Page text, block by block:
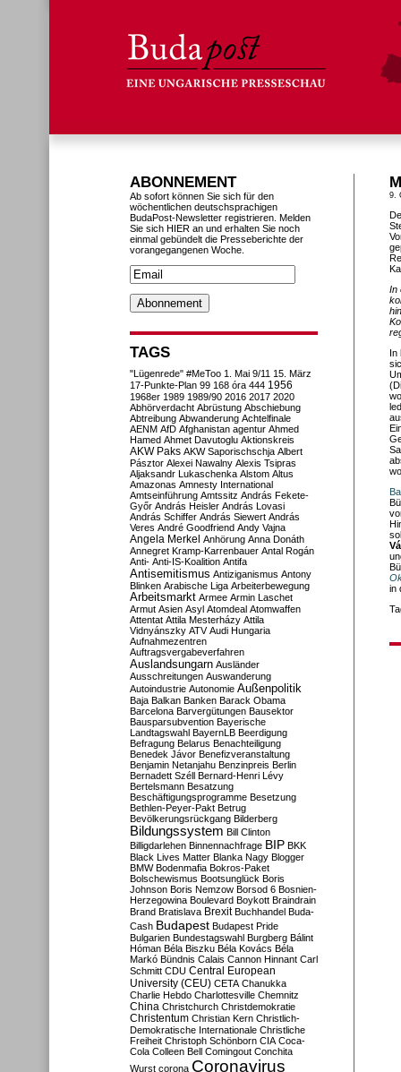
9.
In
In
in
ABONNEMENT
Ab sofort können Sie sich für den
wöchentlichen deutschsprachigen
BudaPost-Newsletter registrieren. Melden
Sie sich HIER an und erhalten Sie noch
einmal gebündelt die Presseberichte der
vorangegangenen Woche.
TAGS
"Lügenrede" #MeToo 1. Mai 9/11 15. März
17-Punkte-Plan 99 168 óra 444 1956
1968er 1989 1989/90 2016 2017 2020
Abhörverdacht Abrüstung Abschiebung
Abtreibung Abwanderung Achtelfinale
AENM AfD Afghanistan agentur Ahmed
Hamed Ahmet Davutoglu Aktionskreis
AKW Paks AKW Saporischschja Albert
Pásztor Alexei Nawalny Alexis Tsipras
Aljaksandr Lukaschenka Alstom Altus
Amazonas Amnesty International
Amtseinführung Amtssitz András Fekete-
Győr András Heisler András Lovasi
András Schiffer András Siewert András
Veres André Goodfriend Andy Vajna
Angela Merkel Anhörung Anna Donáth
Annegret Kramp-Karrenbauer Antal Rogán
Anti- Anti-IS-Koalition Antifa
Antisemitismus Antiziganismus Antony
Blinken Arabische Liga Arbeiterbewegung
Arbeitsmarkt Armee Armin Laschet
Armut Asien Asyl Atomdeal Atomwaffen
Attentat Attila Mesterházy Attila
Vidnyánszky ATV Audi Hungaria
Aufnahmezentren
Auftragsvergabeverfahren
Auslandsungarn Ausländer
Ausschreitungen Auswanderung
Autoindustrie Autonomie Außenpolitik
Baja Balkan Banken Barack Obama
Barcelona Barvergütungen Bausektor
Bausparsubvention Bayerische
Landtagswahl BayernLB Beerdigung
Befragung Belarus Benachteiligung
Benedek Jávor Benefizveranstaltung
Benjamin Netanjahu Benzinpreis Berlin
Bernadett Széll Bernard-Henri Lévy
Bertelsmann Besatzung
Beschäftigungsprogramme Besetzung
Bethlen-Peyer-Pakt Betrug
Bevölkerungsrückgang Bilderberg
Bildungssystem Bill Clinton
Billigdarlehen Binnennachfrage BIP BKK
Black Lives Matter Blanka Nagy Blogger
BMW Bodenmafia Bokros-Paket
Bolschewismus Bootsunglück Boris
Johnson Boris Nemzow Borsod 6 Bosnien-
Herzegowina Boulevard Boykott Braindrain
Brand Bratislava Brexit Buchhandel Buda-
Cash Budapest Budapest Pride
Bulgarien Bundestagswahl Burgberg Bálint
Hóman Béla Biszku Béla Kovács Béla
Markó Bündnis Calais Cannon Hinnant Carl
Schmitt CDU Central European
University (CEU) CETA Chanukka
Charlie Hebdo Charlottesville Chemnitz
China Christchurch Christdemokratie
Christentum Christian Kern Christlich-
Demokratische Internationale Christliche
Freiheit Christoph Schönborn CIA Coca-
Cola Colleen Bell Comingout Conchita
Wurst corona Coronavirus